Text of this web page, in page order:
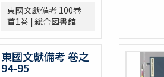
別集7巻
東國文獻備考 100巻
首1巻 | 総合図書館
東國文獻備考 卷之
94-95